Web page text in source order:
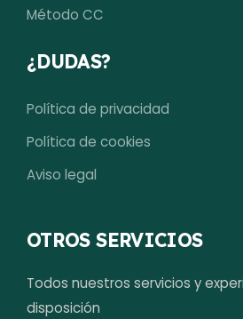
Método CC
¿DUDAS?
Política de privacidad
Política de cookies
Aviso legal
OTROS SERVICIOS
Todos nuestros servicios y
disposición